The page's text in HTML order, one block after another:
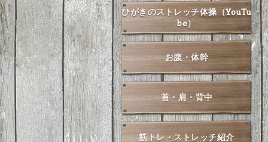
ひがきのストレッチ体操（YouTu
be）
お腹・体幹
首・肩・背中
筋トレ・ストレッチ紹介